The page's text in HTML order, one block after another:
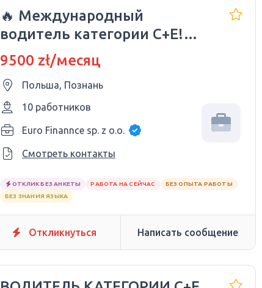
🔥 Международный
водитель категории C+E!
ЛУЧШИЙ РАБОТОДАТЕЛЬ!!
3/1 - 9500 злотых
9500 zł/месяц
Польша, Познань
10 работников
Euro Finannce sp. z o.o.
Смотреть контакты
ОТКЛИК БЕЗ АНКЕТЫ РАБОТА НА СЕЙЧАС
БЕЗ ОПЫТА РАБОТЫ
БЕЗ ЗНАНИЯ ЯЗЫКА
Откликнуться Написать сообщение